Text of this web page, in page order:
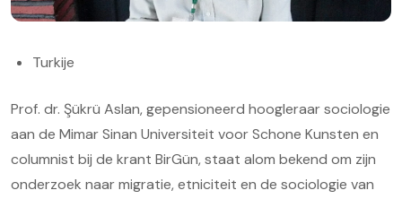
Turkije
Prof. dr. Şükrü Aslan, gepensioneerd hoogleraar sociologie
aan de Mimar Sinan Universiteit voor Schone Kunsten en
columnist bij de krant BirGün, staat alom bekend om zijn
onderzoek naar migratie, etniciteit en de sociologie van